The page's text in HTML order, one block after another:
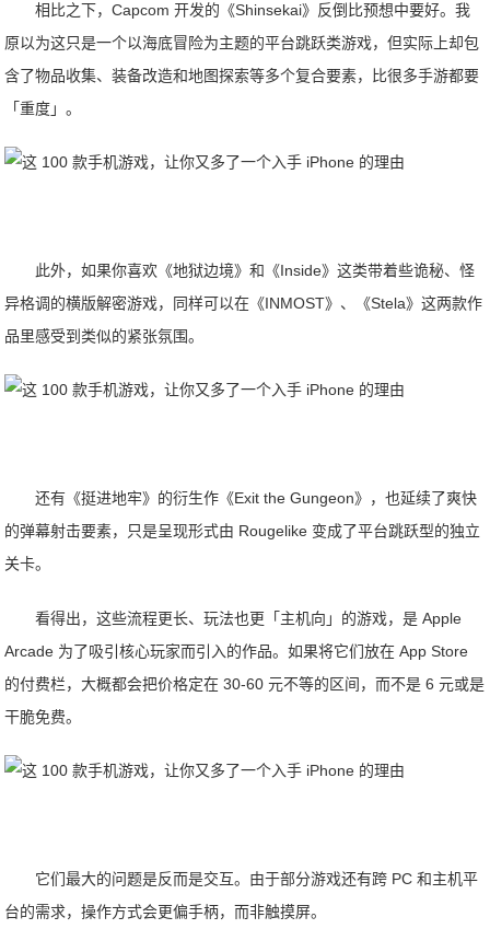
相比之下，Capcom 开发的《Shinsekai》反倒比预想中要好。我
原以为这只是一个以海底冒险为主题的平台跳跃类游戏，但实际上却包
含了物品收集、装备改造和地图探索等多个复合要素，比很多手游都要
「重度」。
此外，如果你喜欢《地狱边境》和《Inside》这类带着些诡秘、怪
异格调的横版解密游戏，同样可以在《INMOST》、《Stela》这两款作
品里感受到类似的紧张氛围。
还有《挺进地牢》的衍生作《Exit the Gungeon》，也延续了爽快
的弹幕射击要素，只是呈现形式由 Rougelike 变成了平台跳跃型的独立
关卡。
看得出，这些流程更长、玩法也更「主机向」的游戏，是 Apple
Arcade 为了吸引核心玩家而引入的作品。如果将它们放在 App Store
的付费栏，大概都会把价格定在 30-60 元不等的区间，而不是 6 元或是
干脆免费。
它们最大的问题是反而是交互。由于部分游戏还有跨 PC 和主机平
台的需求，操作方式会更偏手柄，而非触摸屏。